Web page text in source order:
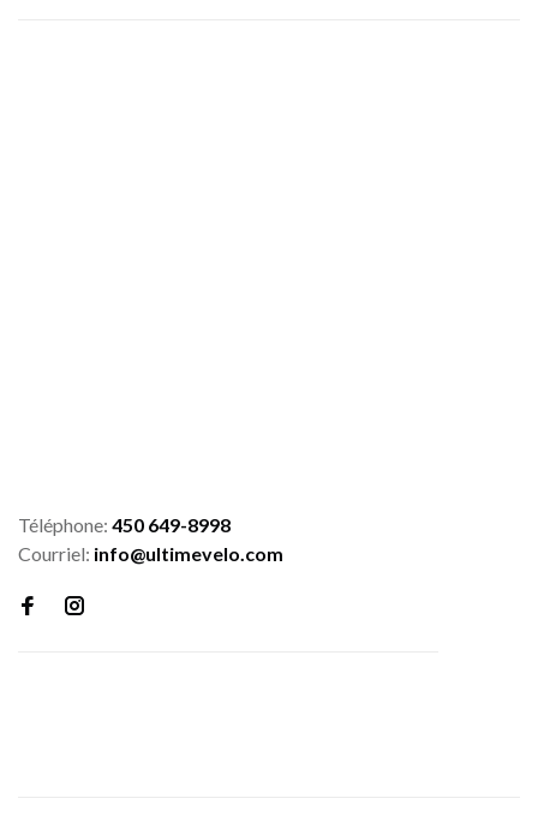
Téléphone: 450 649-8998
Courriel: info@ultimevelo.com